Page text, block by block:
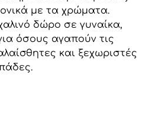
με τα χρώματα.
δώρο σε γυναίκα,
όσους αγαπούν τις
και ξεχωριστές